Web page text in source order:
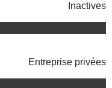
Ashish Garg
Inactives
Entreprise privées